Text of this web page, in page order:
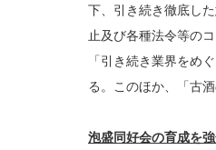
下、引き続き徹底し
止及び各種法令等の
「引き続き業界をめ
る。このほか、「古
泡盛同好会の育成を